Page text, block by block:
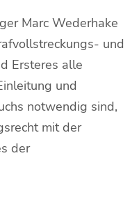
Marc Wederhake
und
Ersteres alle
und
notwendig sind,
mit der
der